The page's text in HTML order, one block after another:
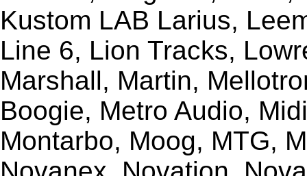
Kustom LAB Larius,
Line 6, Lion Tracks,
Marshall, Martin,
Boogie, Metro Audio,
Montarbo, Moog, MTG,